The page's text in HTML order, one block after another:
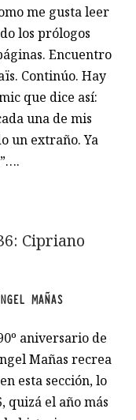
me gusta leer
los prólogos
Encuentro
Continúo. Hay
que dice así:
una de mis
un extraño. Ya
Cipriano
MAÑAS
aniversario de
Mañas recrea
esta sección, lo
quizá el año más